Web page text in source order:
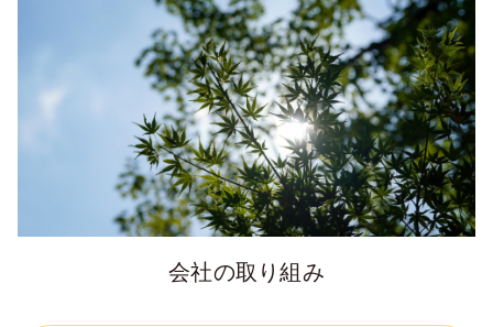
会社の取り組み